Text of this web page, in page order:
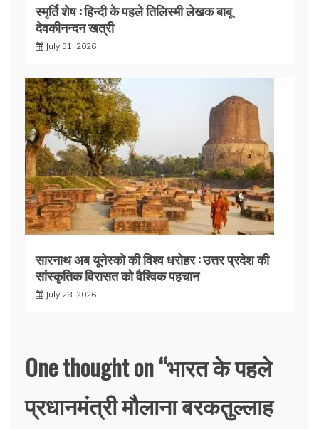
स्मृर्ति शेष : हिन्दी के पहले तिलिस्मी लेखक बाबू
देवकीनन्दन खत्री
July 31, 2026
सारनाथ अब यूनेस्को की विश्व धरोहर : उत्तर प्रदेश की
सांस्कृतिक विरासत को वैश्विक पहचान
July 28, 2026
One thought on “भारत के पहले
प्रधानमंत्री मौलाना बरकतुल्लाह